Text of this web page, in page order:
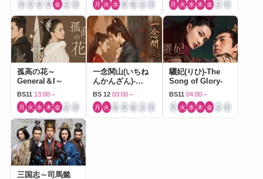
月 火 水 木 金 土 日 月 火 水 木 金 土 日 月 火 水 木 金 土 日
孤高の花～
General＆I～
BS11 13:00～
月 火 水 木 金 土 日
一念関山(いちね
んかんざん)-
Journey to Love-
BS 12 03:00～
月 火 水 木 金 土 日
驪妃(りひ)-The
Song of Glory-
BS11 04:00～
月 火 水 木 金 土 日
三国志～司馬懿